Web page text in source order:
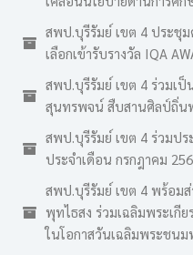
สพป.บุรีรัมย์ เขต 4 ประชุ
เลือกเข้ารับรางวัล IQA
สพป.บุรีรัมย์ เขต 4 ร่วมเป็
สุนทรพจน์ สืบสานศิลป์ถิ่น
สพป.บุรีรัมย์ เขต 4 ร่วมป
ประจำเดือน กรกฎาคม
สพป.บุรีรัมย์ เขต 4 พร้อม
พุทไธสง ร่วมเฉลิมพระเกี
ในโอกาสวันเฉลิมพระชนม